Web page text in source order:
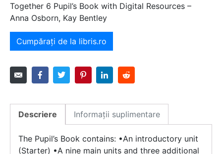
Together 6 Pupil’s Book with Digital Resources –
Anna Osborn, Kay Bentley
Cumpărați de la libris.ro
Descriere Informații suplimentare
The Pupil’s Book contains: •An introductory unit
(Starter) •A nine main units and three additional